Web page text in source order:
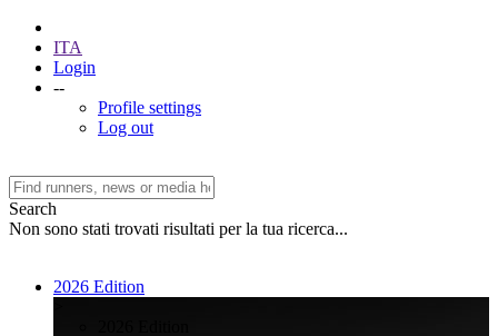
ITA
Login
--
Profile settings
Log out
Search
Non sono stati trovati risultati per la tua ricerca...
2026 Edition